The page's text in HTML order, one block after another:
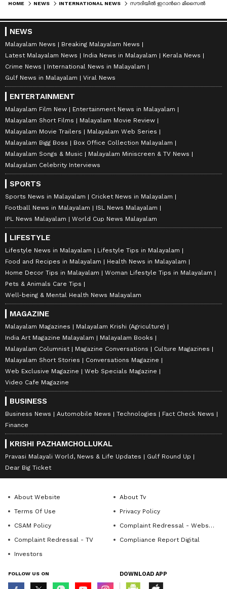
HOME NEWS INTERNATIONAL NEWS
NEWS
Malayalam News
Breaking Malayalam News
Latest Malayalam News
India News in Malayalam
Kerala News
Crime News
International News in Malayalam
Gulf News in Malayalam
Viral News
ENTERTAINMENT
Malayalam Film New
Entertainment News in Malayalam
Malayalam Short Films
Malayalam Movie Review
Malayalam Movie Trailers
Malayalam Web Series
Malayalam Bigg Boss
Box Office Collection Malayalam
Malayalam Songs & Music
Malayalam Miniscreen & TV News
Malayalam Celebrity Interviews
SPORTS
Sports News in Malayalam
Cricket News in Malayalam
Football News in Malayalam
ISL News Malayalam
IPL News Malayalam
World Cup News Malayalam
LIFESTYLE
Lifestyle News in Malayalam
Lifestyle Tips in Malayalam
Food and Recipes in Malayalam
Health News in Malayalam
Home Decor Tips in Malayalam
Woman Lifestyle Tips in Malayalam
Pets & Animals Care Tips
Well-being & Mental Health News Malayalam
MAGAZINE
Malayalam Magazines
Malayalam Krishi (Agriculture)
India Art Magazine Malayalam
Malayalam Books
Malayalam Columnist
Magazine Conversations
Culture Magazines
Malayalam Short Stories
Conversations Magazine
Web Exclusive Magazine
Web Specials Magazine
Video Cafe Magazine
BUSINESS
Business News Automobile News Technologies
Fact Check News
Finance
KRISHI PAZHAMCHOLLUKAL
Pravasi Malayali World, News & Life Updates
Gulf Round Up
Dear Big Ticket
About Website
About Tv
Terms Of Use
Privacy Policy
CSAM Policy
Complaint Redressal - Website
Complaint Redressal - TV
Compliance Report Digital
Investors
FOLLOW US ON DOWNLOAD APP